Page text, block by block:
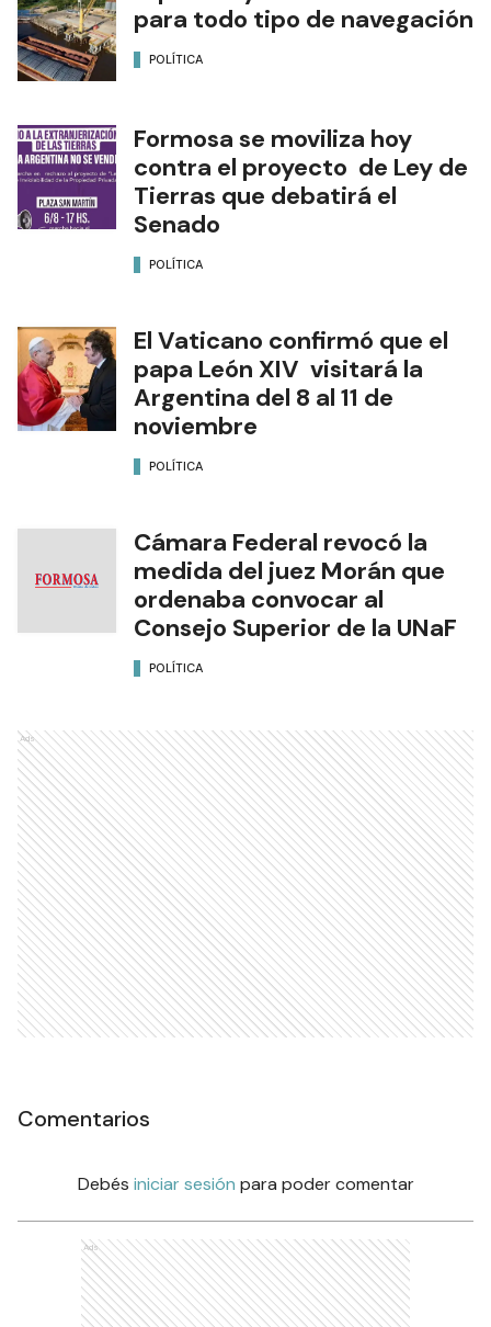
para todo tipo de navegación
POLÍTICA
Formosa se moviliza hoy
contra el proyecto de Ley de
Tierras que debatirá el
Senado
POLÍTICA
El Vaticano confirmó que el
papa León XIV visitará la
Argentina del 8 al 11 de
noviembre
POLÍTICA
Cámara Federal revocó la
medida del juez Morán que
ordenaba convocar al
Consejo Superior de la UNaF
POLÍTICA
Ads
Comentarios
Debés iniciar sesión para poder comentar
Ads